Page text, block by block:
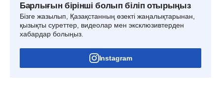
Барлығын бірінші болып біліп отырыңыз
Бізге жазылып, Қазақстанның өзекті жаңалықтарынан,
қызықты суреттер, видеолар мен эксклюзивтерден
хабардар болыңыз.
Instagram